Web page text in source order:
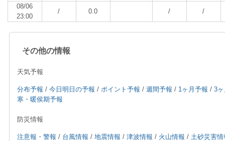
08/06
23:00
/ 0.0 / /
その他の情報
天気予報
分布予報 / 今日明日の予報 / ポイント予報 / 週間予報 / 1ヶ月予報 / 3
寒・暖侯期予報
防災情報
注意報・警報 / 台風情報 / 地震情報 / 津波情報 / 火山情報 / 土砂災害情